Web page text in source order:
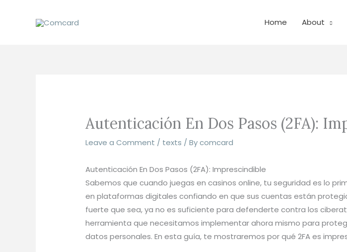
Home About
Autenticación En Dos Pasos (2FA):
Leave a Comment / texts / Bycomcard
Autenticación En Dos Pasos (2FA): Imprescindible
Sabemos que cuando juegas en casinos online, tu seguridad es lo
en plataformas digitales confiando en que sus cuentas están
fuerte que sea, ya no es suficiente para defenderte contra los
herramienta que necesitamos implementar ahora mismo para
datos personales. En esta guía, te mostraremos por qué 2FA es